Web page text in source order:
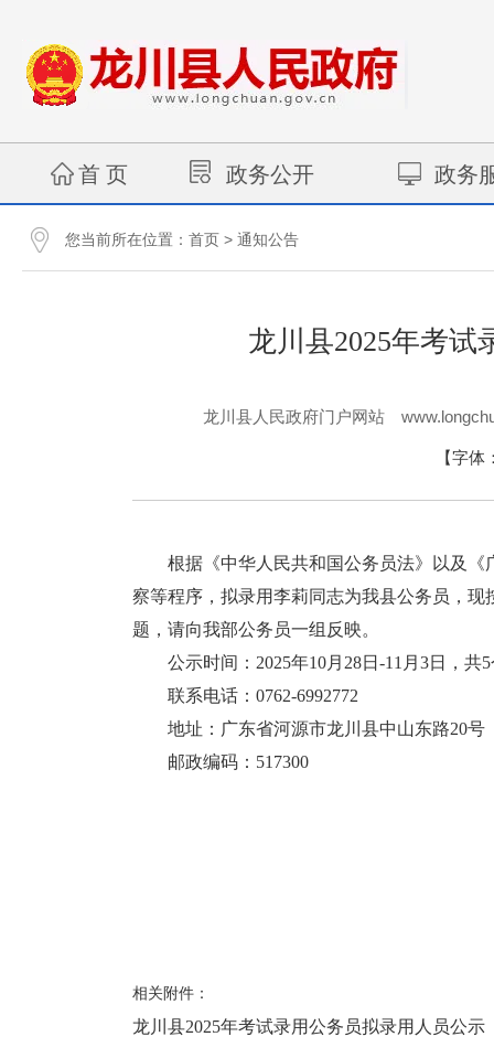
首 页 政务公开 政务
您当前所在位置： 首页 > 通知公告
龙川县2025年考试
龙川县人民政府门户网站
【字体
根据《中华人民共和国公务员法》以及《
察等程序，拟录用李莉同志为我县公务员，
题，请向我部公务员一组反映。
公示时间：2025年10月28日-11月3日，共5
联系电话：0762-6992772
地址：广东省河源市龙川县中山东路20号
邮政编码：517300
相关附件：
龙川县2025年考试录用公务员拟录用人员公示